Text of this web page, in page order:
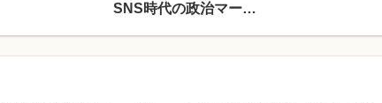
SNS時代の政治マーケティング